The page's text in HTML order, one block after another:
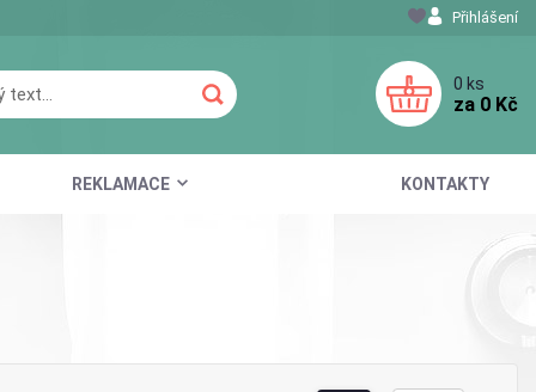
REKLAMACE KONTAKTY
Přihlášení
0 ks
za 0 Kč